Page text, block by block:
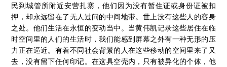
民到城管所附近安营扎寨，他们因为没有暂住证或身份证被扣
押，却永远留在了无人过问的中间地带。世上没有这些人的容身
之处。他们生活在永恒的变动当中。当黄伟凯记录这些居住在临
时空间里的人们的生活时，我们能感到屏幕之外有一种无形的压
力正在逼近。有着不同社会背景的人在这些移动的空间里来了又
去，没有留下任何印记。在这具空壳内，只有被异化的个体，他